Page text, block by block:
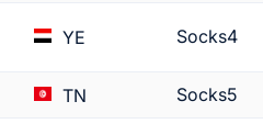
YE Socks4
TN Socks5